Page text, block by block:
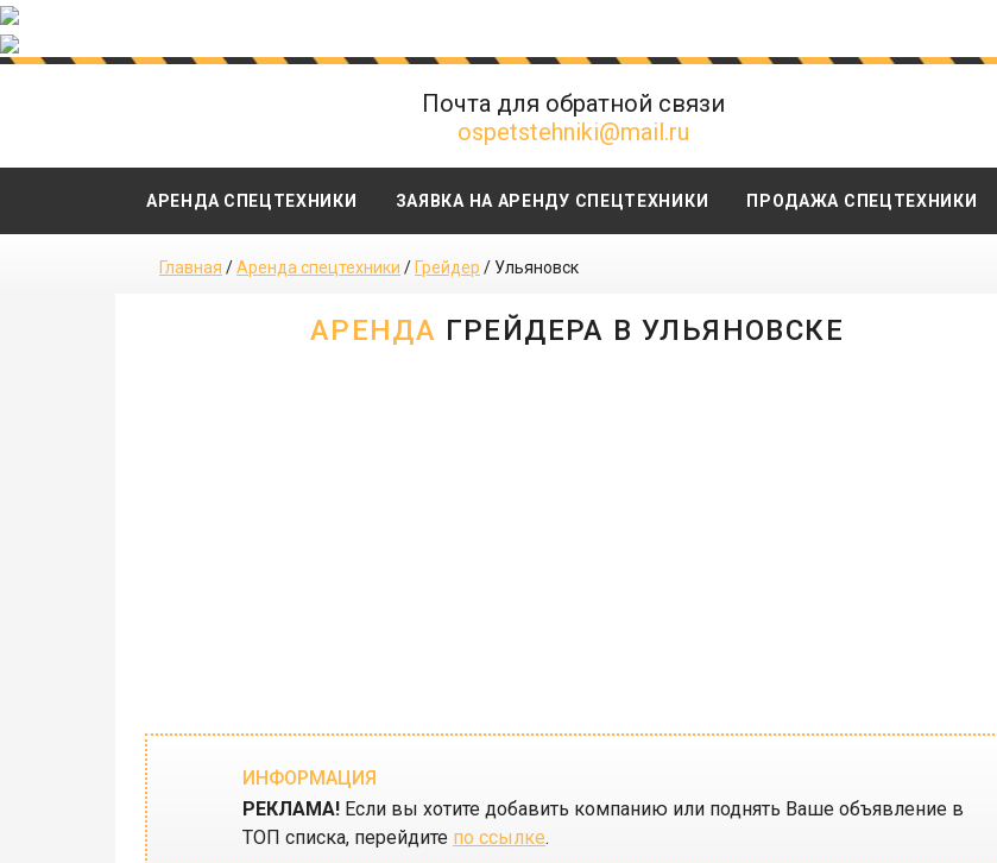
Почта для обратной связи
ospetstehniki@mail.ru
АРЕНДА СПЕЦТЕХНИКИ ЗАЯВКА НА АРЕНДУ СПЕЦТЕХНИКИ ПРОДАЖА СПЕЦТЕХНИКИ
Главная /Аренда спецтехники / Грейдер / Ульяновск
АРЕНДА ГРЕЙДЕРА В УЛЬЯНОВСКЕ
ИНФОРМАЦИЯ
РЕКЛАМА! Если вы хотите добавить компанию или поднять Ваше объявление в
ТОП списка, перейдите по ссылке.